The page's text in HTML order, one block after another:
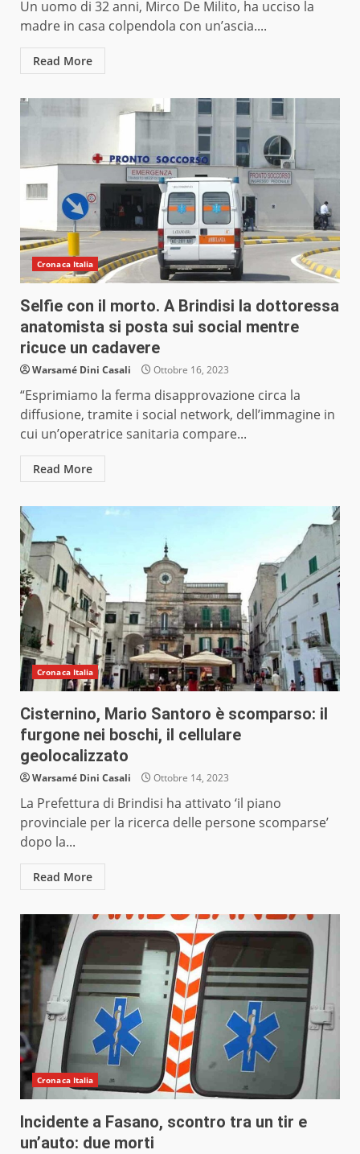
Un uomo di 32 anni, Mirco De Milito, ha ucciso la
madre in casa colpendola con un’ascia....
Read More
Cronaca Italia
Selfie con il morto. A Brindisi la dottoressa
anatomista si posta sui social mentre
ricuce un cadavere
Warsamé Dini Casali Ottobre 16, 2023
“Esprimiamo la ferma disapprovazione circa la
diffusione, tramite i social network, dell’immagine in
cui un’operatrice sanitaria compare...
Read More
Cronaca Italia
Cisternino, Mario Santoro è scomparso: il
furgone nei boschi, il cellulare
geolocalizzato
Warsamé Dini Casali Ottobre 14, 2023
La Prefettura di Brindisi ha attivato ‘il piano
provinciale per la ricerca delle persone scomparse’
dopo la...
Read More
Cronaca Italia
Incidente a Fasano, scontro tra un tir e
un’auto: due morti